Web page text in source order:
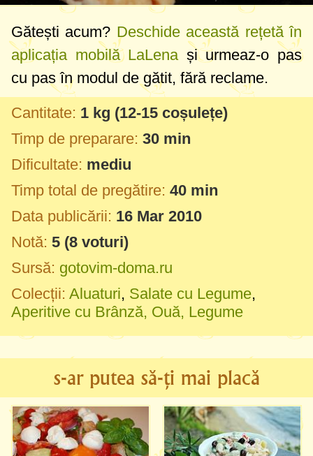
Gătești acum? Deschide această rețetă în
aplicația mobilă LaLena și urmeaz-o pas
cu pas în modul de gătit, fără reclame.
Cantitate: 1 kg (12-15 coșulețe)
Timp de preparare: 30 min
Dificultate: mediu
Timp total de pregătire: 40 min
Data publicării: 16 Mar 2010
Notă: 5 (8 voturi)
Sursă: gotovim-doma.ru
Colecții: Aluaturi, Salate cu Legume,
Aperitive cu Brânză, Ouă, Legume
s-ar putea să-ți mai placă